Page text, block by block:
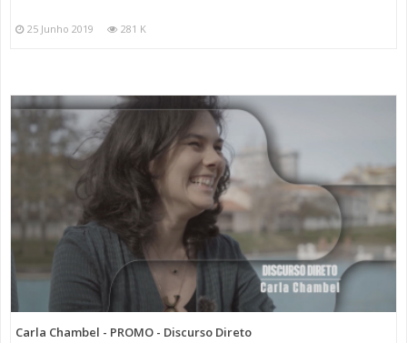
25 Junho 2019 281 K
Carla Chambel - PROMO - Discurso Direto